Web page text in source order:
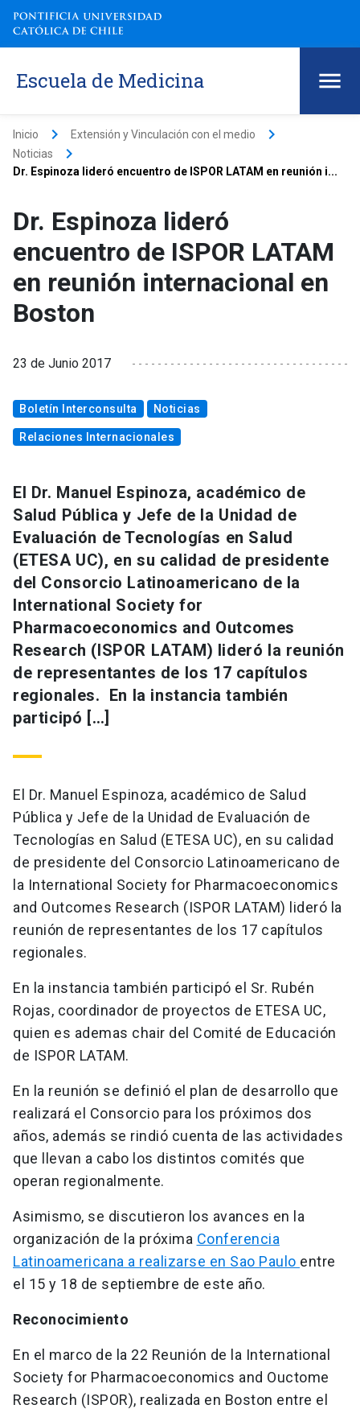
Escuela de Medicina
Inicio keyboard_arrow_right Extensión y Vinculación con el medio keyboard_arrow_right
Noticias keyboard_arrow_right
Dr. Espinoza lideró encuentro de ISPOR LATAM en reunión i...
Dr. Espinoza lideró
encuentro de ISPOR LATAM
en reunión internacional en
Boston
23 de Junio 2017
Boletín Interconsulta Noticias
Relaciones Internacionales
El Dr. Manuel Espinoza, académico de
Salud Pública y Jefe de la Unidad de
Evaluación de Tecnologías en Salud
(ETESA UC), en su calidad de presidente
del Consorcio Latinoamericano de la
International Society for
Pharmacoeconomics and Outcomes
Research (ISPOR LATAM) lideró la reunión
de representantes de los 17 capítulos
regionales. En la instancia también
participó […]
El Dr. Manuel Espinoza, académico de Salud
Pública y Jefe de la Unidad de Evaluación de
Tecnologías en Salud (ETESA UC), en su calidad
de presidente del Consorcio Latinoamericano de
la International Society for Pharmacoeconomics
and Outcomes Research (ISPOR LATAM) lideró la
reunión de representantes de los 17 capítulos
regionales.
En la instancia también participó el Sr. Rubén
Rojas, coordinador de proyectos de ETESA UC,
quien es ademas chair del Comité de Educación
de ISPOR LATAM.
En la reunión se definió el plan de desarrollo que
realizará el Consorcio para los próximos dos
años, además se rindió cuenta de las actividades
que llevan a cabo los distintos comités que
operan regionalmente.
Asimismo, se discutieron los avances en la
organización de la próxima Conferencia
Latinoamericana a realizarse en Sao Paulo entre
el 15 y 18 de septiembre de este año.
Reconocimiento
En el marco de la 22 Reunión de la International
Society for Pharmacoeconomics and Ouctome
Research (ISPOR), realizada en Boston entre el